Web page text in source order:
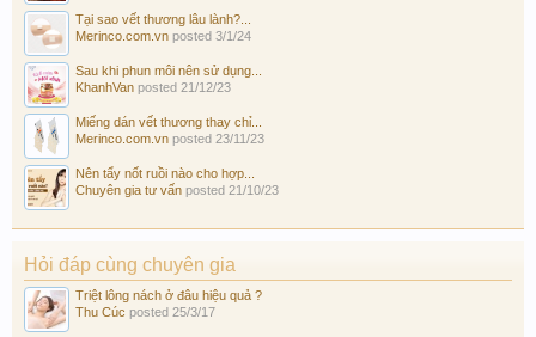
Tại sao vết thương lâu lành?...
Merinco.com.vn posted 3/1/24
Sau khi phun môi nên sử dụng...
KhanhVan posted 21/12/23
Miếng dán vết thương thay chỉ...
Merinco.com.vn posted 23/11/23
Nên tẩy nốt ruồi nào cho hợp...
Chuyên gia tư vấn posted 21/10/23
Hỏi đáp cùng chuyên gia
Triệt lông nách ở đâu hiệu quả ?
Thu Cúc posted 25/3/17